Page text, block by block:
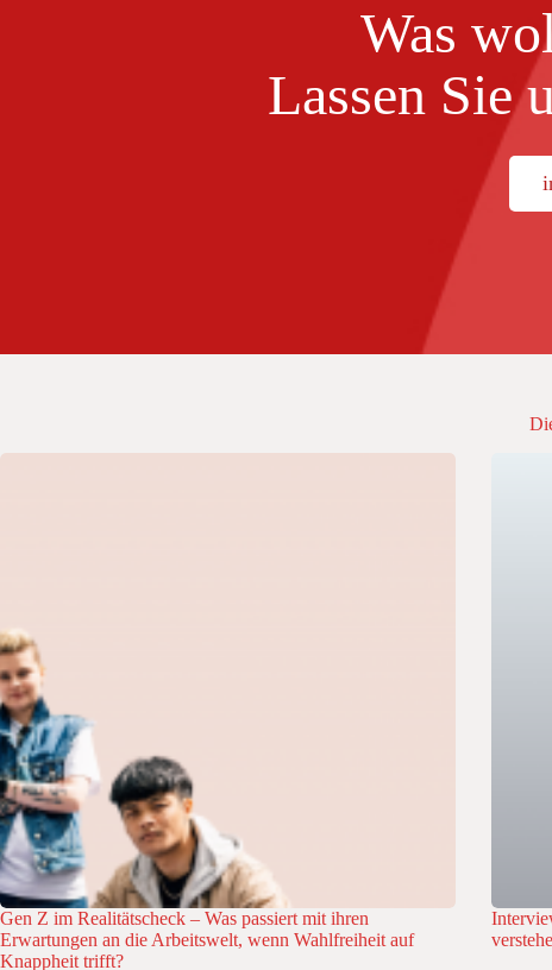
Was
Lassen Sie
Gen Z im Realitätscheck – Was passiert mit ihren
Erwartungen an die Arbeitswelt, wenn Wahlfreiheit auf
Knappheit trifft?